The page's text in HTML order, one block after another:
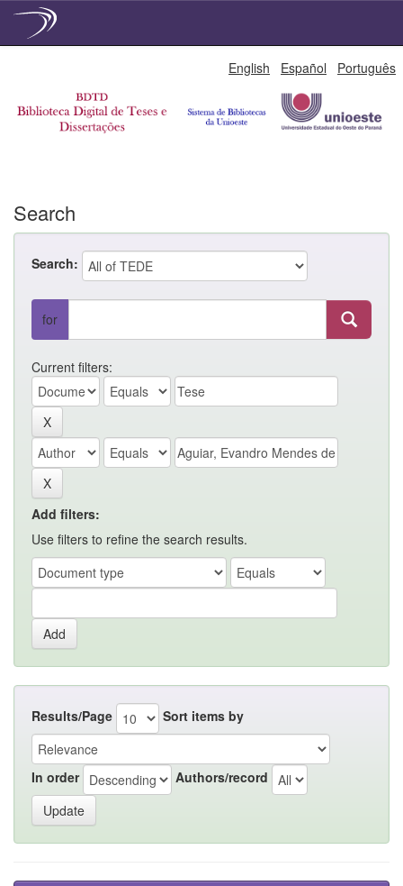
English Español Português
Search
Search:
for
Current filters:
Add filters:
Use filters to refine the search results.
Results/Page Sort items by
In order Authors/record